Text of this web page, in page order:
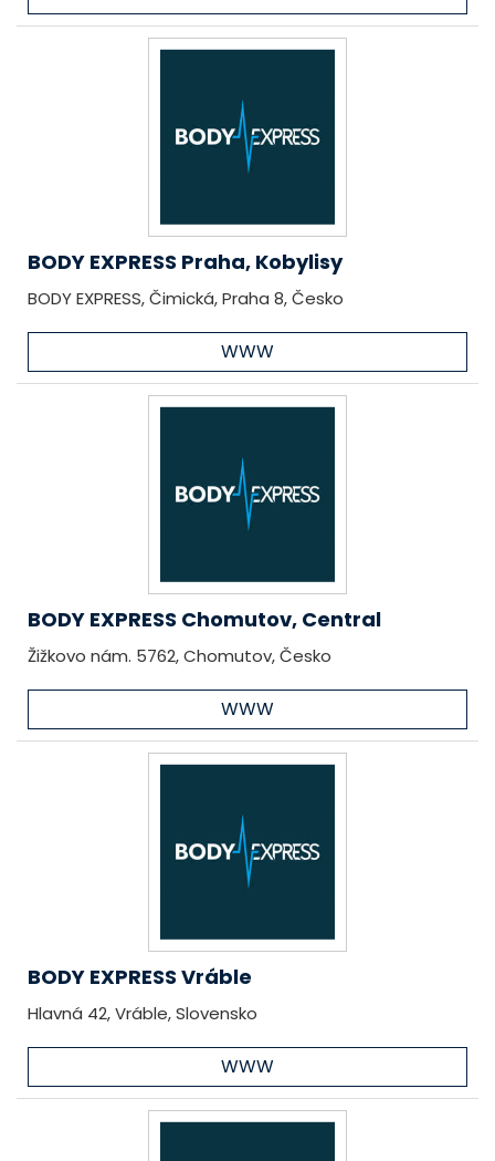
BODY EXPRESS Praha, Kobylisy
BODY EXPRESS, Čimická, Praha 8, Česko
WWW
BODY EXPRESS Chomutov, Central
Žižkovo nám. 5762, Chomutov, Česko
WWW
BODY EXPRESS Vráble
Hlavná 42, Vráble, Slovensko
WWW